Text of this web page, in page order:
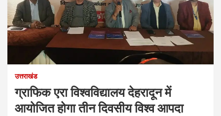
उत्तराखंड
ग्राफिक एरा विश्वविद्यालय देहरादून में
आयोजित होगा तीन दिवसीय विश्व आपदा